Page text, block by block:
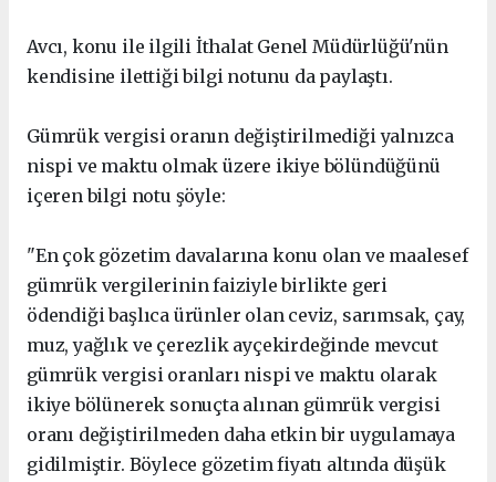
Avcı, konu ile ilgili İthalat Genel Müdürlüğü'nün
kendisine ilettiği bilgi notunu da paylaştı.
Gümrük vergisi oranın değiştirilmediği yalnızca
nispi ve maktu olmak üzere ikiye bölündüğünü
içeren bilgi notu şöyle:
"En çok gözetim davalarına konu olan ve maalesef
gümrük vergilerinin faiziyle birlikte geri
ödendiği başlıca ürünler olan ceviz, sarımsak, çay,
muz, yağlık ve çerezlik ayçekirdeğinde mevcut
gümrük vergisi oranları nispi ve maktu olarak
ikiye bölünerek sonuçta alınan gümrük vergisi
oranı değiştirilmeden daha etkin bir uygulamaya
gidilmiştir. Böylece gözetim fiyatı altında düşük